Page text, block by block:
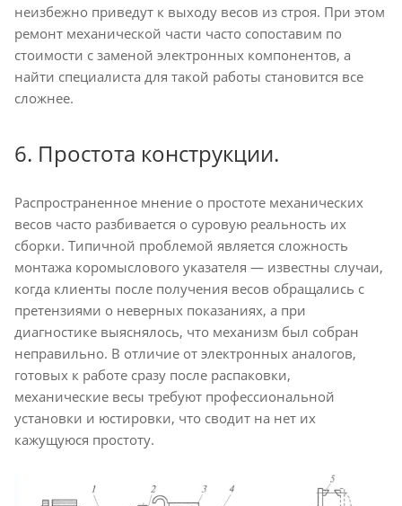
неизбежно приведут к выходу весов из строя. При этом
ремонт механической части часто сопоставим по
стоимости с заменой электронных компонентов, а
найти специалиста для такой работы становится все
сложнее.
6. Простота конструкции.
Распространенное мнение о простоте механических
весов часто разбивается о суровую реальность их
сборки. Типичной проблемой является сложность
монтажа коромыслового указателя — известны случаи,
когда клиенты после получения весов обращались с
претензиями о неверных показаниях, а при
диагностике выяснялось, что механизм был собран
неправильно. В отличие от электронных аналогов,
готовых к работе сразу после распаковки,
механические весы требуют профессиональной
установки и юстировки, что сводит на нет их
кажущуюся простоту.